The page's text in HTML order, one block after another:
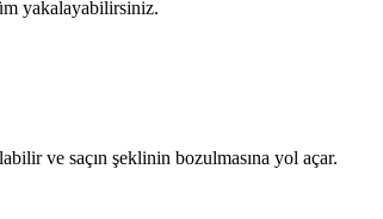
yakalayabilirsiniz.
ve saçın şeklinin bozulmasına yol açar.